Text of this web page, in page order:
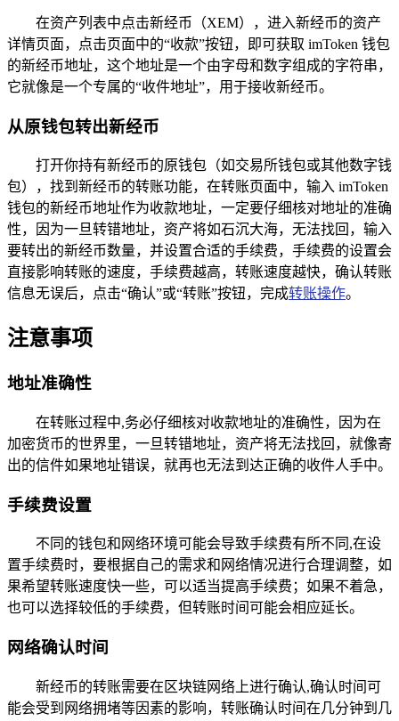
在资产列表中点击新经币（XEM），进入新经币的资产
详情页面，点击页面中的“收款”按钮，即可获取 imToken 钱包
的新经币地址，这个地址是一个由字母和数字组成的字符串，
它就像是一个专属的“收件地址”，用于接收新经币。
从原钱包转出新经币
打开你持有新经币的原钱包（如交易所钱包或其他数字钱
包），找到新经币的转账功能，在转账页面中，输入 imToken
钱包的新经币地址作为收款地址，一定要仔细核对地址的准确
性，因为一旦转错地址，资产将如石沉大海，无法找回，输入
要转出的新经币数量，并设置合适的手续费，手续费的设置会
直接影响转账的速度，手续费越高，转账速度越快，确认转账
信息无误后，点击“确认”或“转账”按钮，完成转账操作。
注意事项
地址准确性
在转账过程中,务必仔细核对收款地址的准确性，因为在
加密货币的世界里，一旦转错地址，资产将无法找回，就像寄
出的信件如果地址错误，就再也无法到达正确的收件人手中。
手续费设置
不同的钱包和网络环境可能会导致手续费有所不同,在设
置手续费时，要根据自己的需求和网络情况进行合理调整，如
果希望转账速度快一些，可以适当提高手续费；如果不着急，
也可以选择较低的手续费，但转账时间可能会相应延长。
网络确认时间
新经币的转账需要在区块链网络上进行确认,确认时间可
能会受到网络拥堵等因素的影响，转账确认时间在几分钟到几